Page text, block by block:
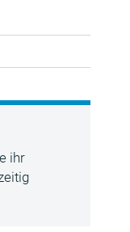
ihr